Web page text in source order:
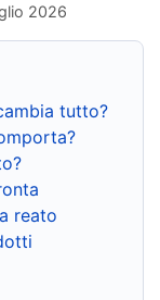
2026
tutto?
reato